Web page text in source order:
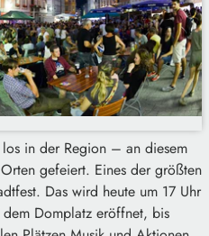
in der Region – an diesem
gefeiert. Eines der größten
Das wird heute um 17 Uhr
Domplatz eröffnet, bis